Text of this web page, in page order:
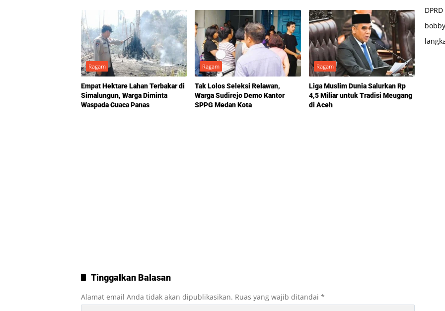
Bertahun-Tahun
Ragam
Empat Hektare Lahan Terbakar di
Simalungun, Warga Diminta
Waspada Cuaca Panas
Ragam
Tak Lolos Seleksi Relawan,
Warga Sudirejo Demo Kantor
SPPG Medan Kota
Ragam
Liga Muslim Dunia Salurkan Rp
4,5 Miliar untuk Tradisi Meugang
di Aceh
Tinggalkan Balasan
Alamat email Anda tidak akan dipublikasikan. Ruas yang wajib ditandai *